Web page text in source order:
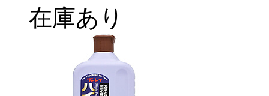
在庫あり